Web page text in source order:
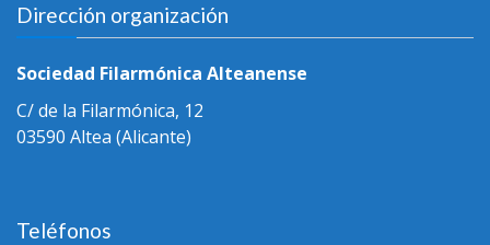
Dirección organización
Sociedad Filarmónica Alteanense
C/ de la Filarmónica, 12
03590 Altea (Alicante)
Teléfonos